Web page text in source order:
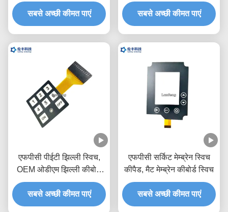
सबसे अच्छी कीमत पाएं
सबसे अच्छी कीमत पाएं
एफपीसी पीईटी झिल्ली स्विच,
OEM ओडीएम झिल्ली कीबोर्ड
स्विच
सबसे अच्छी कीमत पाएं
एफपीसी सर्किट मेम्ब्रेन स्विच
कीपैड, मैट मेम्ब्रेन कीबोर्ड स्विच
सबसे अच्छी कीमत पाएं